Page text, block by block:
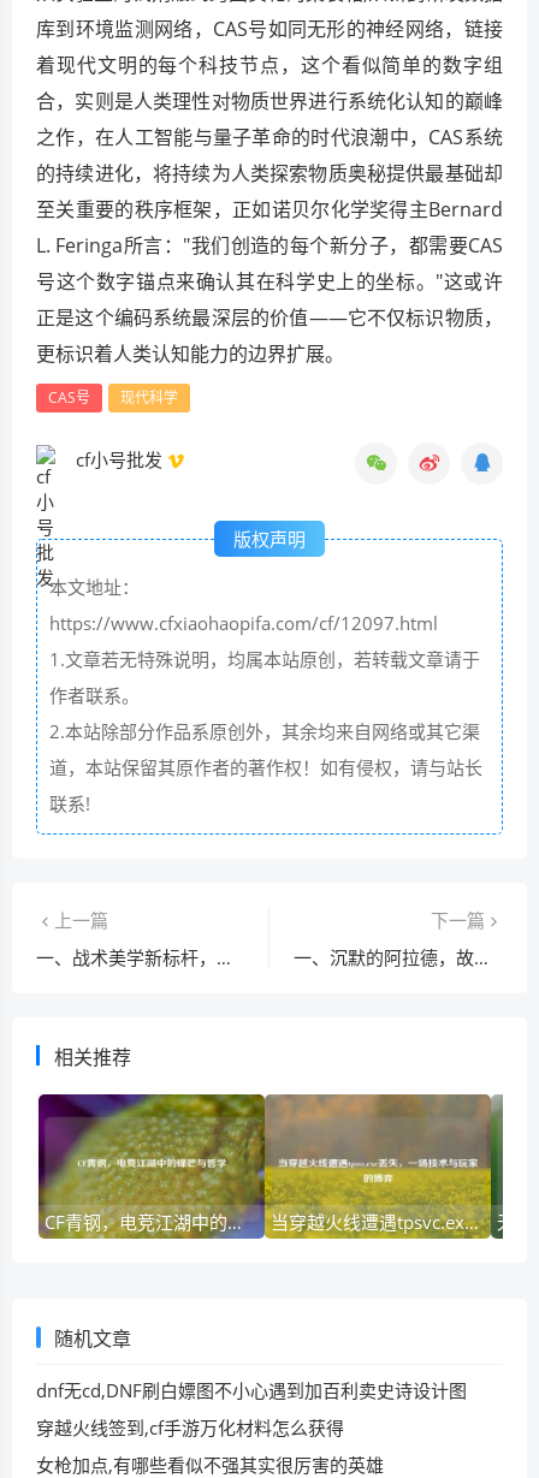
库到环境监测网络，CAS号如同无形的神经网络，链接
着现代文明的每个科技节点，这个看似简单的数字组
合，实则是人类理性对物质世界进行系统化认知的巅峰
之作，在人工智能与量子革命的时代浪潮中，CAS系统
的持续进化，将持续为人类探索物质奥秘提供最基础却
至关重要的秩序框架，正如诺贝尔化学奖得主Bernard
L. Feringa所言："我们创造的每个新分子，都需要CAS
号这个数字锚点来确认其在科学史上的坐标。"这或许
正是这个编码系统最深层的价值——它不仅标识物质，
更标识着人类认知能力的边界扩展。
CAS号 现代科学
cf小号批发
版权声明
本文地址：
https://www.cfxiaohaopifa.com/cf/12097.html
1.文章若无特殊说明，均属本站原创，若转载文章请于
作者联系。
2.本站除部分作品系原创外，其余均来自网络或其它渠
道，本站保留其原作者的著作权！如有侵权，请与站长
联系!
上一篇
一、战术美学新标杆，玫瑰精灵预售背后的游戏经济学
下一篇
一、沉默的阿拉德，故障现象的技术解构
相关推荐
CF青钢，电竞江湖中的锋芒与哲学 当穿越火线遭遇tpsvc.exe丢失，一场技术与玩家的博弈
随机文章
dnf无cd,DNF刷白嫖图不小心遇到加百利卖史诗设计图
穿越火线签到,cf手游万化材料怎么获得
女枪加点,有哪些看似不强其实很厉害的英雄